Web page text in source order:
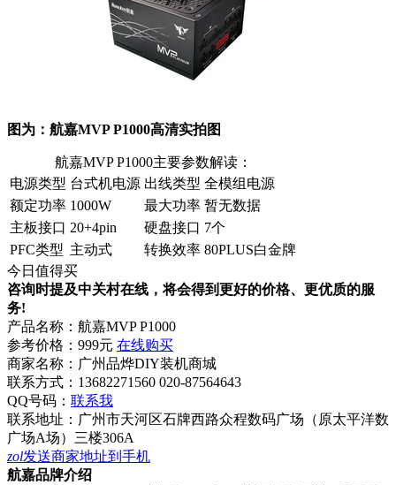
图为：航嘉MVP P1000高清实拍图
航嘉MVP P1000主要参数解读：
电源类型 台式机电源 出线类型 全模组电源
额定功率 1000W 最大功率 暂无数据
主板接口 20+4pin 硬盘接口 7个
PFC类型 主动式 转换效率 80PLUS白金牌
今日值得买
咨询时提及中关村在线，将会得到更好的价格、更优质的服
务!
产品名称： 航嘉MVP P1000
参考价格： 999元 在线购买
商家名称： 广州品烨DIY装机商城
联系方式： 13682271560 020-87564643
QQ号码： 联系我
联系地址： 广州市天河区石牌西路众程数码广场（原太平洋数
广场A场）三楼306A
zol发送商家地址到手机
航嘉品牌介绍